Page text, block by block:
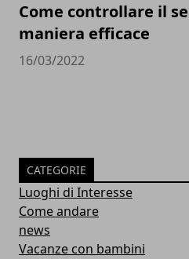
Come controllare il
maniera efficace
16/03/2022
CATEGORIE
Luoghi di Interesse
Come andare
news
Vacanze con bambini